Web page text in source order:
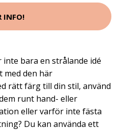
INFO!
bara en strålande idé
med den här
rätt färg till din stil, använd
runt hand- eller
eller varför inte fästa
Du kan använda ett